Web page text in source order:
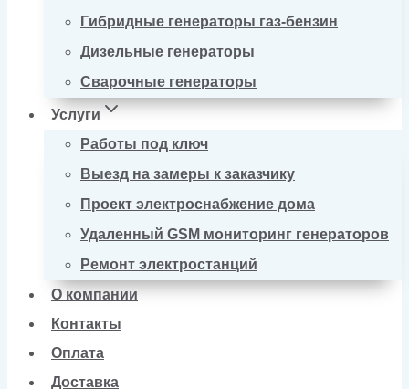
Гибридные генераторы газ-бензин
Дизельные генераторы
Сварочные генераторы
Услуги
Работы под ключ
Выезд на замеры к заказчику
Проект электроснабжение дома
Удаленный GSM мониторинг генераторов
Ремонт электростанций
О компании
Контакты
Оплата
Доставка